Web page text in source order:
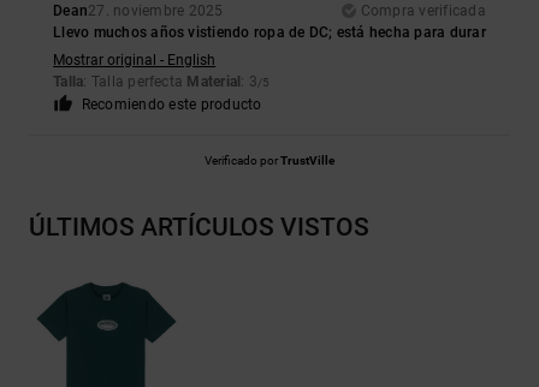
Dean27. noviembre 2025
Compra verificada
Llevo muchos años vistiendo ropa de DC; está hecha para durar
Mostrar original - English
Talla: Talla perfecta Material : 3/5
Recomiendo este producto
Verificado porTrustVille
ÚLTIMOS ARTÍCULOS VISTOS